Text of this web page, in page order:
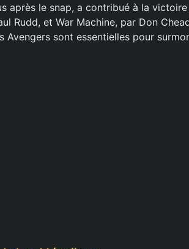
après le snap, a contribué à la
Rudd, et War Machine, par Don
Avengers sont essentielles pour